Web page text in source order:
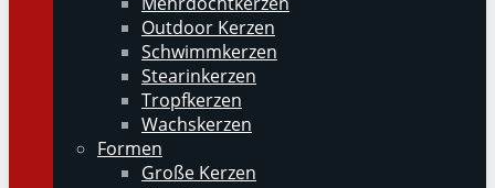
Outdoor Kerzen
Schwimmkerzen
Stearinkerzen
Tropfkerzen
Wachskerzen
Formen
Große Kerzen